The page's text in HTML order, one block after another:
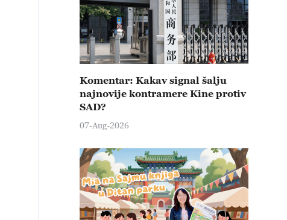
Komentar: Kakav signal šalju
najnovije kontramere Kine protiv
SAD?
07-Aug-2026